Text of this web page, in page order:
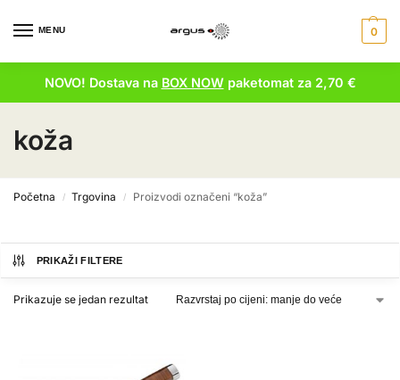
MENU 0
NOVO! Dostava na BOX NOWpaketomat za 2,70 €
koža
Početna / Trgovina / Proizvodi označeni “koža”
PRIKAŽI FILTERE
Prikazuje se jedan rezultat